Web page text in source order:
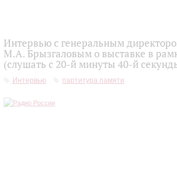
Интервью с генеральным
М.А. Брызгаловым о выставке в
(слушать с 20-й минуты 40-й
Интервью партитура памяти